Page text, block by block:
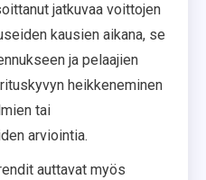
jatkuvaa voittojen
kausien aikana, se
ja pelaajien
heikkeneminen
tai
arviointia.
auttavat myös